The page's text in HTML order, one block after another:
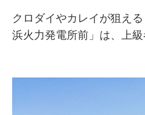
クロダイやカレイが狙え
浜火力発電所前」は、上級